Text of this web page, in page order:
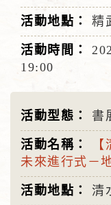
精
19:00
書
未來進行式－
清